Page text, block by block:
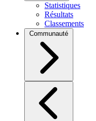
Statistiques
Résultats
Classements
Communauté